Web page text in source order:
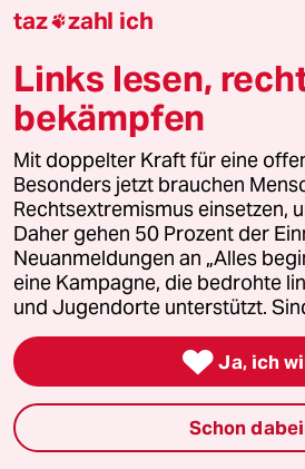
5 Unfall von CDU-
Dröhnung
6 Über die
„Die Stadt ist
Mann in einem Auto“
taz
Folgen Sie uns
Ressorts
taz zahl ich
Links lesen,
bekämpfen
Mit doppelter Kraft für eine
Besonders jetzt brauchen
Rechtsextremismus einsetzen,
Daher gehen 50 Prozent der
Neuanmeldungen an „Alles
eine Kampagne, die bedrohte
und Jugendorte unterstützt.
 Ja, ich
Schon